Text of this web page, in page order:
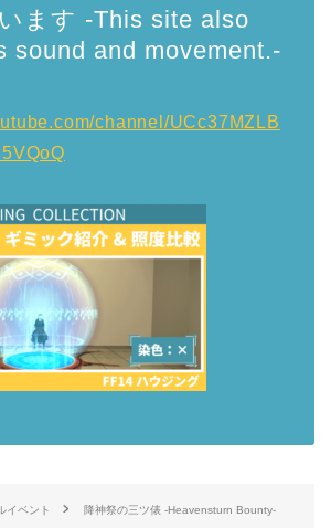
ます -This site also
sound and movement.-
channel/UCc37MZLB
イベント 降神祭の三ツ俵 -Heavensturn Bounty-